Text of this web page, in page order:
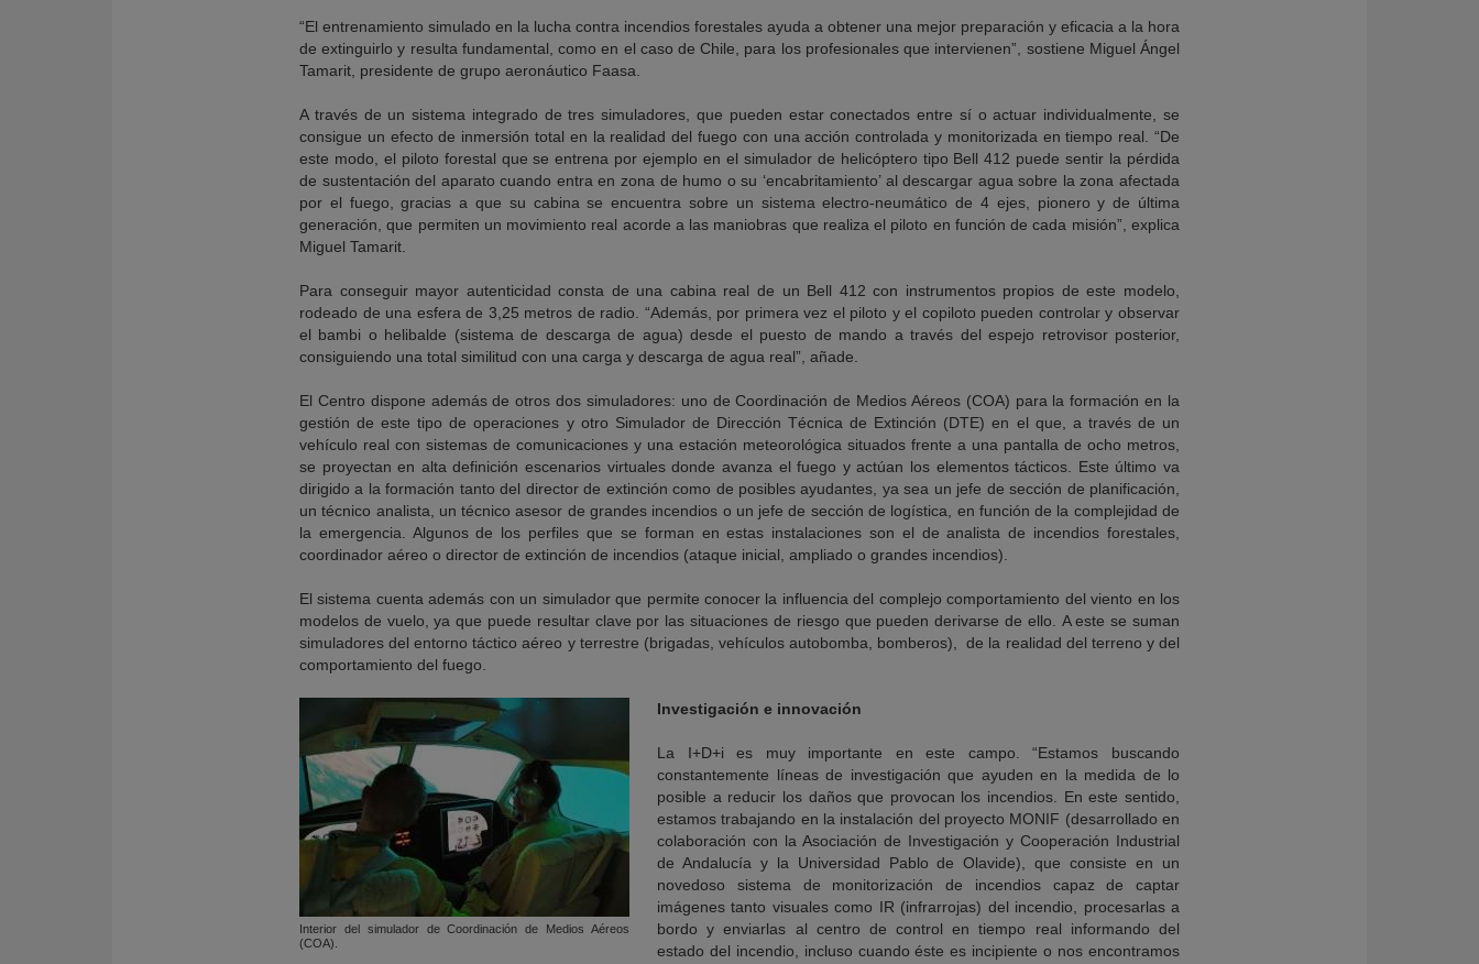
“El entrenamiento simulado en la lucha contra incendios forestales ayuda a obtener una mejor preparación y eficacia a la hora
de extinguirlo y resulta fundamental, como en el caso de Chile, para los profesionales que intervienen”, sostiene Miguel Ángel
Tamarit, presidente de grupo aeronáutico Faasa.
A través de un sistema integrado de tres simuladores, que pueden estar conectados entre sí o actuar individualmente, se
consigue un efecto de inmersión total en la realidad del fuego con una acción controlada y monitorizada en tiempo real. “De
este modo, el piloto forestal que se entrena por ejemplo en el simulador de helicóptero tipo Bell 412 puede sentir la pérdida
de sustentación del aparato cuando entra en zona de humo o su ‘encabritamiento’ al descargar agua sobre la zona afectada
por el fuego, gracias a que su cabina se encuentra sobre un sistema electro-neumático de 4 ejes, pionero y de última
generación, que permiten un movimiento real acorde a las maniobras que realiza el piloto en función de cada misión”, explica
Miguel Tamarit.
Para conseguir mayor autenticidad consta de una cabina real de un Bell 412 con instrumentos propios de este modelo,
rodeado de una esfera de 3,25 metros de radio. “Además, por primera vez el piloto y el copiloto pueden controlar y observar
el bambi o helibalde (sistema de descarga de agua) desde el puesto de mando a través del espejo retrovisor posterior,
consiguiendo una total similitud con una carga y descarga de agua real”, añade.
El Centro dispone además de otros dos simuladores: uno de Coordinación de Medios Aéreos (COA) para la formación en la
gestión de este tipo de operaciones y otro Simulador de Dirección Técnica de Extinción (DTE) en el que, a través de un
vehículo real con sistemas de comunicaciones y una estación meteorológica situados frente a una pantalla de ocho metros,
se proyectan en alta definición escenarios virtuales donde avanza el fuego y actúan los elementos tácticos. Este último va
dirigido a la formación tanto del director de extinción como de posibles ayudantes, ya sea un jefe de sección de planificación,
un técnico analista, un técnico asesor de grandes incendios o un jefe de sección de logística, en función de la complejidad de
la emergencia. Algunos de los perfiles que se forman en estas instalaciones son el de analista de incendios forestales,
coordinador aéreo o director de extinción de incendios (ataque inicial, ampliado o grandes incendios).
El sistema cuenta además con un simulador que permite conocer la influencia del complejo comportamiento del viento en los
modelos de vuelo, ya que puede resultar clave por las situaciones de riesgo que pueden derivarse de ello. A este se suman
simuladores del entorno táctico aéreo y terrestre (brigadas, vehículos autobomba, bomberos), de la realidad del terreno y del
comportamiento del fuego.
Interior del simulador de Coordinación de Medios Aéreos
(COA).
Investigación e innovación
La I+D+i es muy importante en este campo. “Estamos buscando
constantemente líneas de investigación que ayuden en la medida de lo
posible a reducir los daños que provocan los incendios. En este sentido,
estamos trabajando en la instalación del proyecto MONIF (desarrollado en
colaboración con la Asociación de Investigación y Cooperación Industrial
de Andalucía y la Universidad Pablo de Olavide), que consiste en un
novedoso sistema de monitorización de incendios capaz de captar
imágenes tanto visuales como IR (infrarrojas) del incendio, procesarlas a
bordo y enviarlas al centro de control en tiempo real informando del
estado del incendio, incluso cuando éste es incipiente o nos encontramos